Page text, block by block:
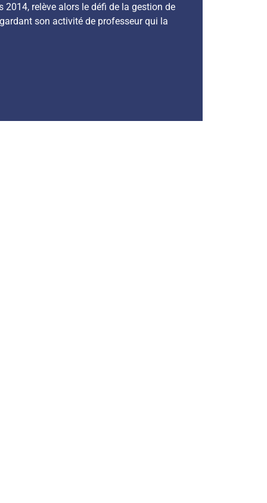
2014, relève alors le défi de la gestion de
son activité de professeur qui la